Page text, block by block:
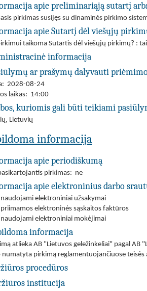
apie preliminariąją sutartį
pirkimas susijęs su dinaminės pirkimo
apie Sutartį dėl viešųjų
taikoma Sutartis dėl viešųjų pirkimų? :
informacija
ar prašymų dalyvauti
2028-08-24
laikas: 14:00
kuriomis gali būti teikiami
, Lietuvių
informacija
apie periodiškumą
pirkimas: ne
apie elektroninius darbo
naudojami elektroniniai užsakymai
priimamos elektroninės sąskaitos faktūros
naudojami elektroniniai mokėjimai
informacija
atlieka AB "Lietuvos geležinkeliai" pagal
numatyta pirkimą reglamentuojančiuose teisės
procedūros
institucija